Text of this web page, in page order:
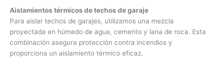
Aislamientos térmicos de techos de garaje
Para aislar techos de garajes, utilizamos una mezcla
proyectada en húmedo de agua, cemento y lana de roca. Esta
combinación asegura protección contra incendios y
proporciona un aislamiento térmico eficaz.